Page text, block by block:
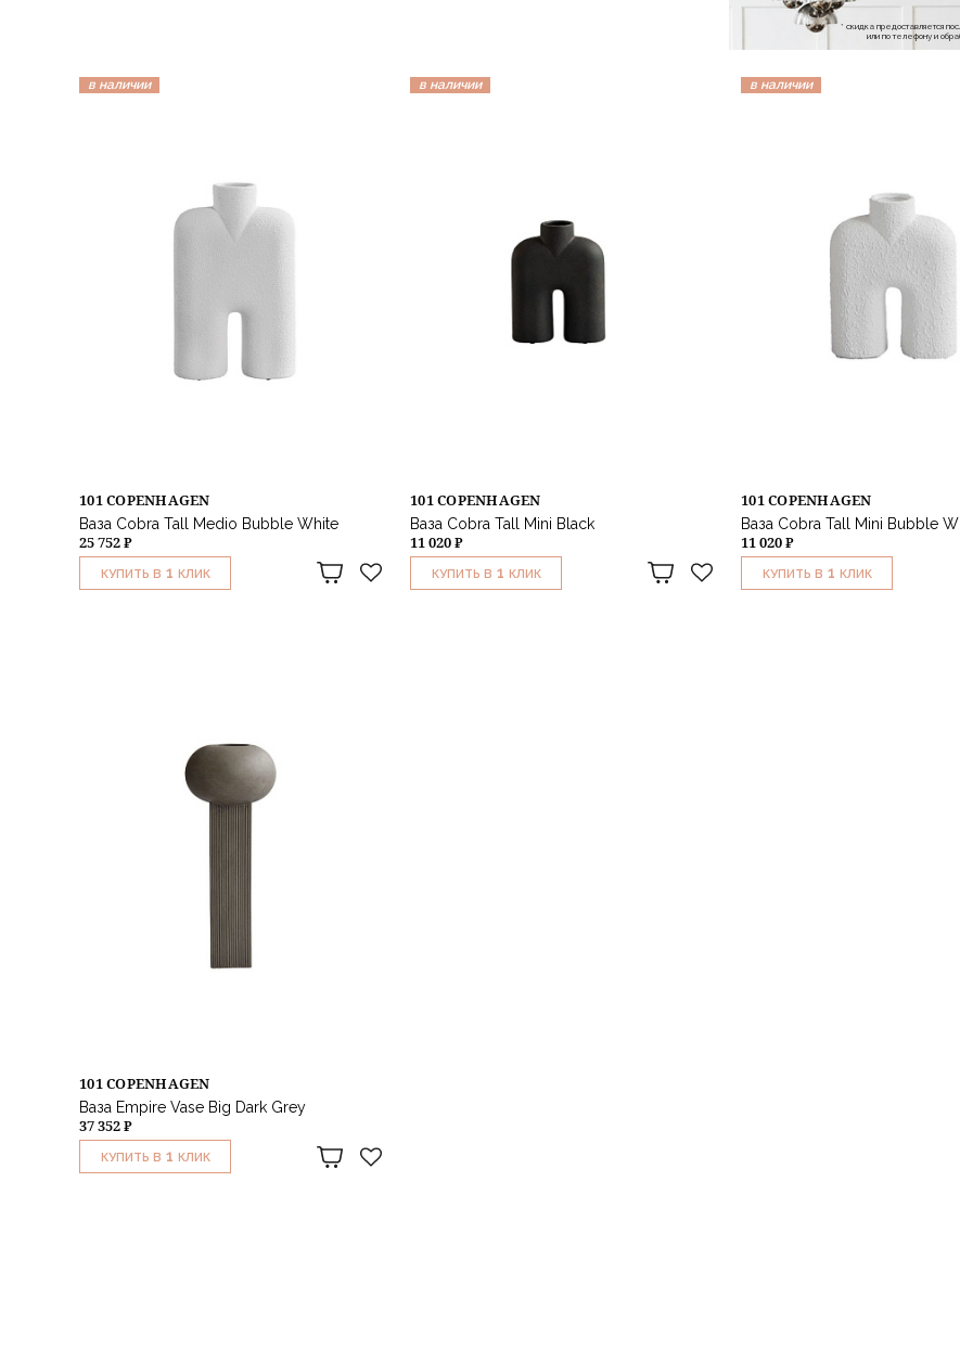
в наличии
101 COPENHAGEN
Ваза Cobra Tall Medio Bubble White
25 752 ₽
КУПИТЬ В 1 КЛИК
в наличии
101 COPENHAGEN
Ваза Cobra Tall Mini Black
11 020 ₽
КУПИТЬ В 1 КЛИК
в наличии
101 COPENHAGEN
Ваза Cobra Tall Mini Bubble
11 020 ₽
КУПИТЬ В 1 КЛИК
101 COPENHAGEN
Ваза Empire Vase Big Dark Grey
37 352 ₽
КУПИТЬ В 1 КЛИК
* скидка предоставляется
или по телефону и